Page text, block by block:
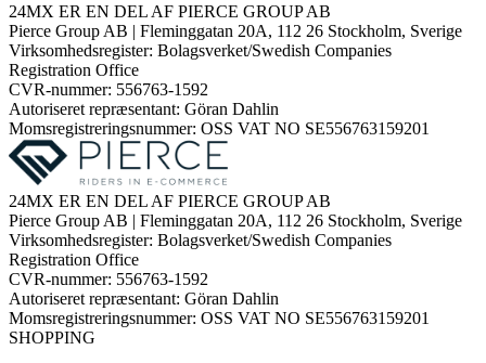
24MX ER EN DEL AF PIERCE GROUP AB
Pierce Group AB | Fleminggatan 20A, 112 26 Stockholm, Sverige
Virksomhedsregister: Bolagsverket/Swedish Companies
Registration Office
CVR-nummer: 556763-1592
Autoriseret repræsentant: Göran Dahlin
Momsregistreringsnummer: OSS VAT NO SE556763159201
24MX ER EN DEL AF PIERCE GROUP AB
Pierce Group AB | Fleminggatan 20A, 112 26 Stockholm, Sverige
Virksomhedsregister: Bolagsverket/Swedish Companies
Registration Office
CVR-nummer: 556763-1592
Autoriseret repræsentant: Göran Dahlin
Momsregistreringsnummer: OSS VAT NO SE556763159201
SHOPPING